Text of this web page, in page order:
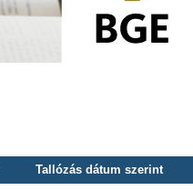
Tallózás dátum szerint